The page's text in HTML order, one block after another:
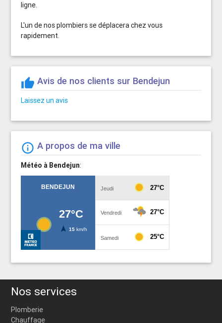
ligne.
L'un de nos plombiers se déplacera chez vous
rapidement.
thumb_up Avis de nos clients sur Bendejun
Laissez un avis
info_outline A propos de ma ville
Météo à Bendejun:
Nos services
Plomberie
Chauffage